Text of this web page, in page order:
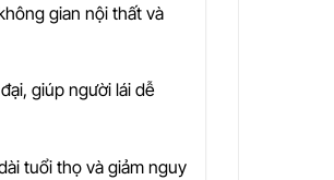
gian nội thất và
giúp người lái dễ
tuổi thọ và giảm nguy